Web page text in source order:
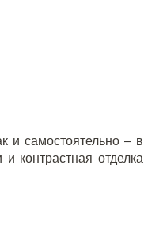
и самостоятельно – в
контрастная отделка